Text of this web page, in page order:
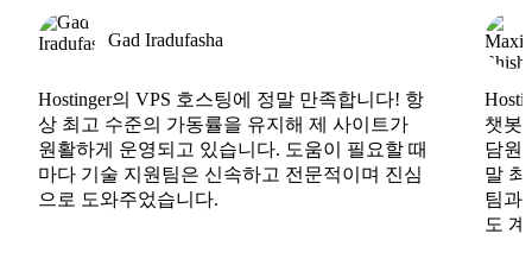
Gad Iradufasha
Hostinger의 VPS 호스팅에 정말 만족합니다! 항
상 최고 수준의 가동률을 유지해 제 사이트가
원활하게 운영되고 있습니다. 도움이 필요할 때
마다 기술 지원팀은 신속하고 전문적이며 진심
으로 도와주었습니다.
챗봇
담원
말
팀과
도